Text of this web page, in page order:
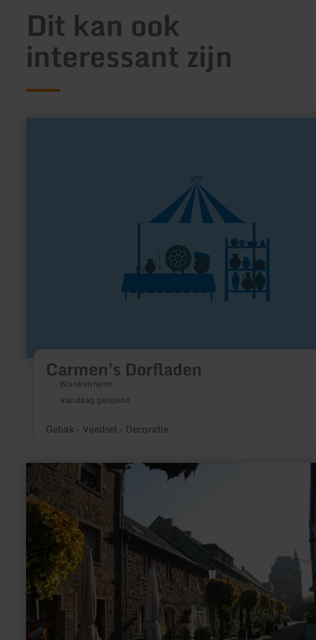
Dit kan ook
interessant zijn
Carmen's Dorfladen
Blankenheim
Vandaag geopend
Gebak - Voedsel - Decoratie
meer
informatie
Geschäftsgemeinschaft
Nideggen